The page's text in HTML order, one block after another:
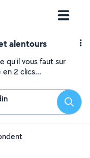
alentours
qu'il vous faut sur
en 2 clics...